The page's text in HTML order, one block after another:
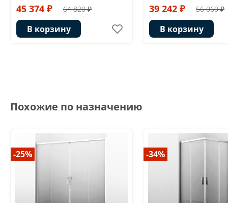
45 374 ₽ 64 820 ₽
В корзину
39 242 ₽ 56 060 ₽
В корзину
Похожие по назначению
-25% -34%